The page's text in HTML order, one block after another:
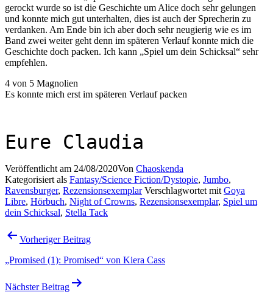
gerockt wurde so ist die Geschichte um Alice doch sehr gelungen
und konnte mich gut unterhalten, dies ist auch der Sprecherin zu
verdanken. Am Ende bin ich aber doch sehr neugierig wie es im
Band zwei weiter geht denn im späteren Verlauf konnte mich die
Geschichte doch packen. Ich kann „Spiel um dein Schicksal“ sehr
empfehlen.
4 von 5 Magnolien
Es konnte mich erst im späteren Verlauf packen
Eure Claudia
Veröffentlicht am 24/08/2020Von Chaoskenda
Kategorisiert als Fantasy/Science Fiction/Dystopie, Jumbo,
Ravensburger, Rezensionsexemplar Verschlagwortet mit Goya
Libre, Hörbuch, Night of Crowns, Rezensionsexemplar, Spiel um
dein Schicksal, Stella Tack
Beitragsnavigation
Vorheriger Beitrag
„Promised (1): Promised“ von Kiera Cass
Nächster Beitrag